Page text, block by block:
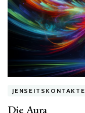
JENSEITSKONTAKTE
Die Aura